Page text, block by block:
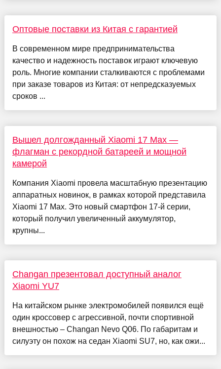
Оптовые поставки из Китая с гарантией
В современном мире предпринимательства
качество и надежность поставок играют ключевую
роль. Многие компании сталкиваются с проблемами
при заказе товаров из Китая: от непредсказуемых
сроков ...
Вышел долгожданный Xiaomi 17 Max —
флагман с рекордной батареей и мощной
камерой
Компания Xiaomi провела масштабную презентацию
аппаратных новинок, в рамках которой представила
Xiaomi 17 Max. Это новый смартфон 17-й серии,
который получил увеличенный аккумулятор,
крупны...
Changan презентовал доступный аналог
Xiaomi YU7
На китайском рынке электромобилей появился ещё
один кроссовер с агрессивной, почти спортивной
внешностью – Changan Nevo Q06. По габаритам и
силуэту он похож на седан Xiaomi SU7, но, как ожи...